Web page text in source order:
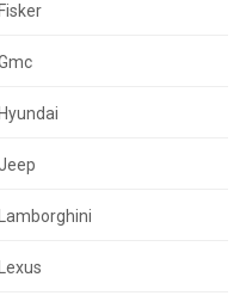
Fisker
Hyundai
Lamborghini
Lexus